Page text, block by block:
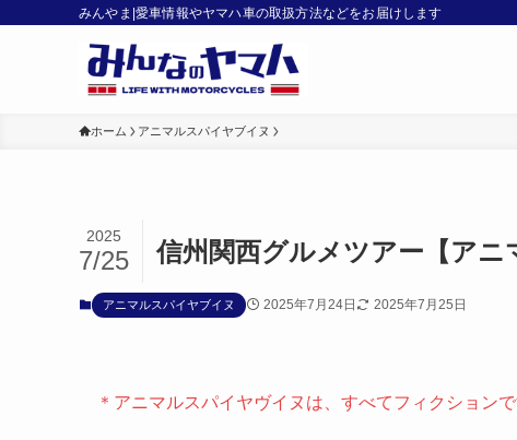
みんやま|愛車情報やヤマハ車の取扱方法などをお届けします
ホーム アニマルスパイヤブイヌ
信州関西グルメツアー【ア
2025
7/25
アニマルスパイヤブイヌ 2025年7月24日 2025年7月25日
＊アニマルスパイヤヴイヌは、すべてフィクション